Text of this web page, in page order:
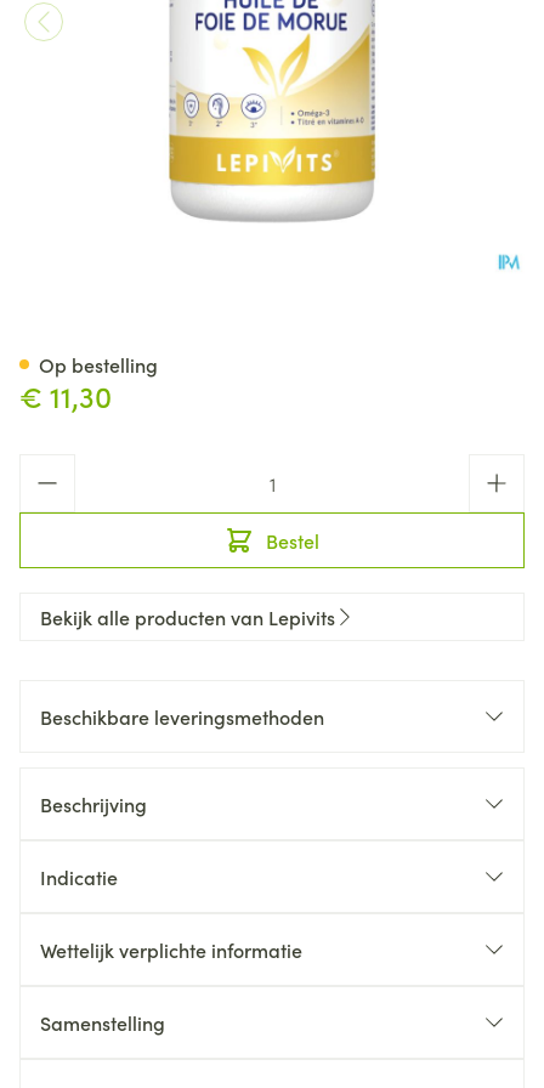
€ 11,30
Bestel
Op bestelling
Bekijk alle producten van Lepivits
Beschikbare leveringsmethoden
Beschrijving
Indicatie
Wettelijk verplichte informatie
Samenstelling